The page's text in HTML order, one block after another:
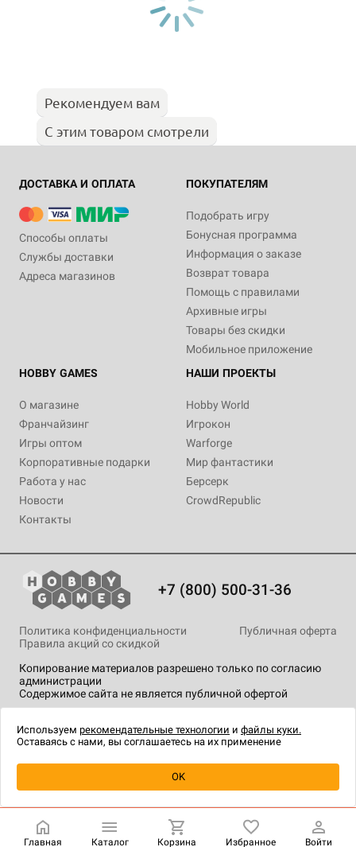
Уведомить о наличии
Рекомендуем вам
С этим товаром смотрели
ДОСТАВКА И ОПЛАТА
Способы оплаты
Службы доставки
Адреса магазинов
ПОКУПАТЕЛЯМ
Подобрать игру
Бонусная программа
Информация о заказе
Возврат товара
Помощь с правилами
Архивные игры
Товары без скидки
Мобильное приложение
HOBBY GAMES
О магазине
Франчайзинг
Игры оптом
Корпоративные подарки
Работа у нас
Новости
Контакты
НАШИ ПРОЕКТЫ
Hobby World
Игрокон
Warforge
Мир фантастики
Берсерк
CrowdRepublic
+7 (800) 500-31-36
Копирование материалов разрешено только по согласию
администрации
Содержимое сайта не является публичной офертой
Политика конфиденциальности
Публичная оферта
Правила акций со скидкой
технологии.
Главная Каталог Корзина Избранное Войти
Используем рекомендательные технологии и файлы куки.
Оставаясь с нами, вы соглашаетесь на их применение
OK